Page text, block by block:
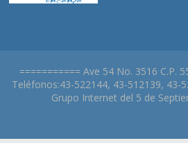
=========== Ave 54 No. 3516 C.P.
Teléfonos:43-522144, 43-512139, 43-
Grupo Internet del 5 de